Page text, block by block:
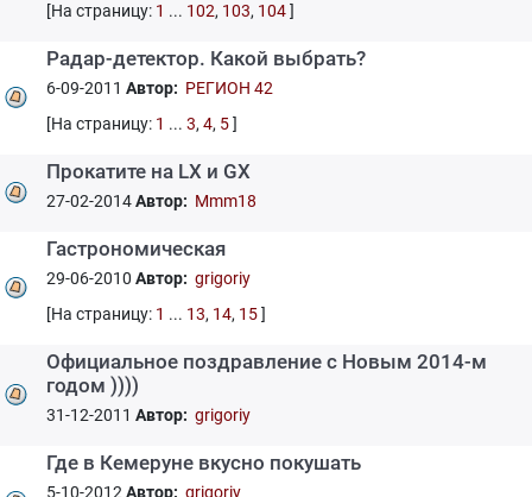
[На страницу: 1 ... 102, 103, 104]
Радар-детектор. Какой выбрать?
6-09-2011 Автор: РЕГИОН 42
[На страницу: 1 ... 3, 4, 5]
Прокатите на LX и GX
27-02-2014Автор: Mmm18
Гастрономическая
29-06-2010 Автор: grigoriy
[На страницу: 1 ... 13, 14, 15]
Официальное поздравление с Новым 2014-м
годом ))))
31-12-2011 Автор: grigoriy
Где в Кемеруне вкусно покушать
5-10-2012 Автор: grigoriy